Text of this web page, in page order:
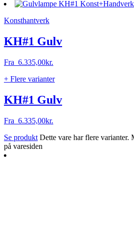
Konsthantverk
KH#1 Gulv
Fra 6.335,00kr.
+ Flere varianter
KH#1 Gulv
Fra 6.335,00kr.
Se produkt Dette vare har flere
på varesiden